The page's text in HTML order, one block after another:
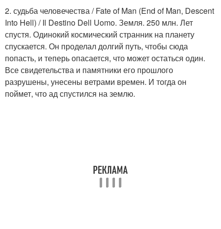
2. судьба человечества / Fate of Man (End of Man, Descent
Into Hell) / Il Destino Dell Uomo. Земля. 250 млн. Лет
спустя. Одинокий космический странник на планету
спускается. Он проделал долгий путь, чтобы сюда
попасть, и теперь опасается, что может остаться один.
Все свидетельства и памятники его прошлого
разрушены, унесены ветрами времен. И тогда он
поймет, что ад спустился на землю.